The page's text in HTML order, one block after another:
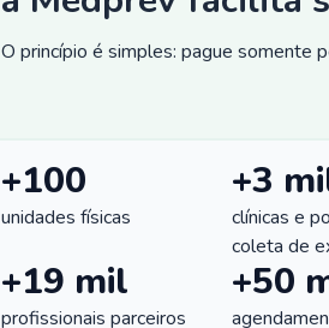
O princípio é simples: pague somente
+100
unidades físicas
+3
clínicas e
coleta de
+19 mil
profissionais parceiros
+50